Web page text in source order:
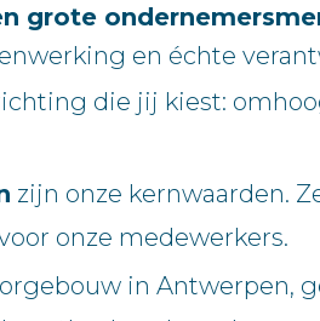
grote
en échte
die jij kiest:
zijn onze kernwaarden.
onze medewerkers.
in Antwerpen,